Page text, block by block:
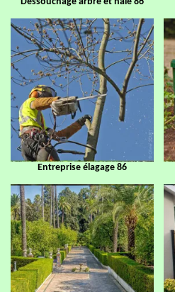
Entreprise élagage 86